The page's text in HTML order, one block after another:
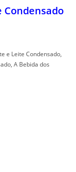
e Leite Condensado,
A Bebida dos